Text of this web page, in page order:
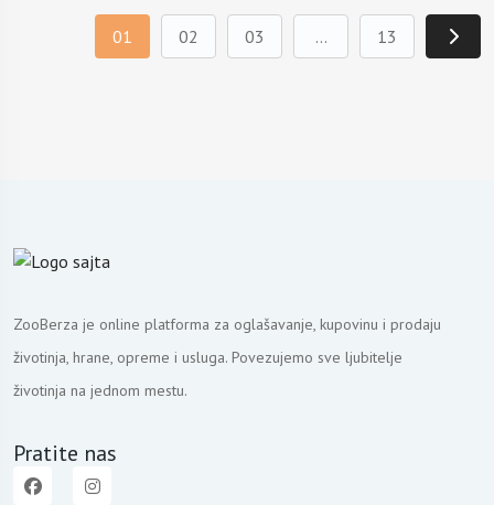
01 02 03 ... 13
ZooBerza je online platforma za oglašavanje, kupovinu i prodaju
životinja, hrane, opreme i usluga. Povezujemo sve ljubitelje
životinja na jednom mestu.
Pratite nas